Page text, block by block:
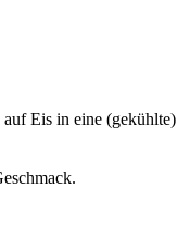
Eis in eine (gekühlte)